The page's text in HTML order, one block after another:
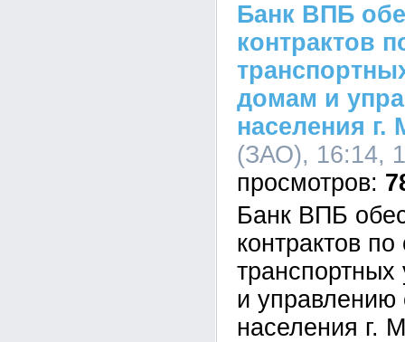
Банк ВПБ
контрактов
домам и
населения г.
(ЗАО), 16:14,
Банк ВПБ
контрактов
и управлению
населения г.